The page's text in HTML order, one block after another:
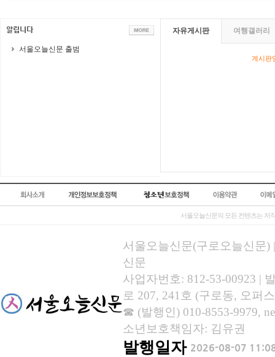
서울오늘신문 출범
자유게시판 여행갤러리
게시판
서울오늘신문의 모든 컨텐츠는 저
서울오늘신문(구로오늘신문)
신문
사업자번호: 812-53-00923 |
로 207, 241호 (구로동, 오퍼
☎ (발행인) 010-8553-9979,
소년보호책임자: 김유권
발행일자